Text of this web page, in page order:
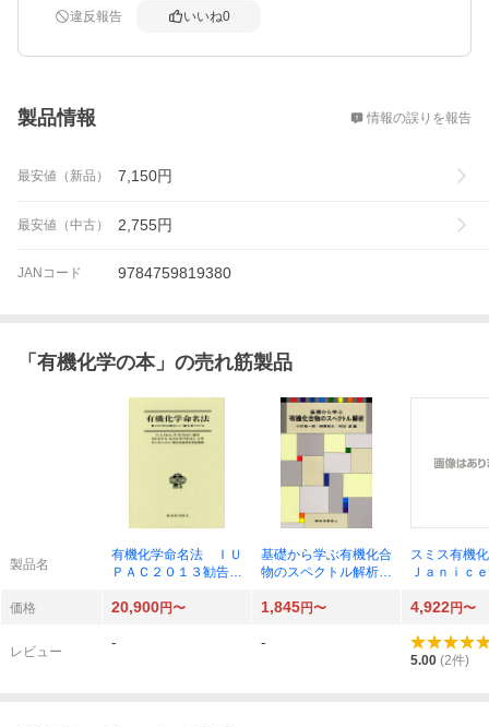
違反報告 いいね0
製品情報 情報の誤りを報告
最安値（新品） 7,150円
最安値（中古） 2,755円
JANコード 9784759819380
「 有機化学の本」の売れ筋製品
製品名
有機化学命名法 ＩＵ
ＰＡＣ２０１３勧告お
Ｈ．Ａ．Ｆａｖｒｅ／
ｅｌｌ／編著 日本化
基礎から学ぶ有機化合
物のスペクトル解析
和久／著 村田滋／著
スミス有機
Ｊａｎｉｃ
ｔｈ／著 山
訳 大嶌幸一
か〕訳
価格 20,900円〜 1,845円〜 4,922円〜
レビュー
- -
5.00 (2件)